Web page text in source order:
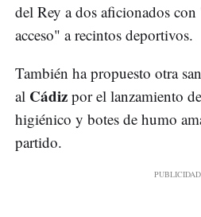
del Rey a dos aficionados
acceso" a recintos deportivos.
También ha propuesto otra
al Cádiz por el lanzamiento
higiénico y botes de humo
partido.